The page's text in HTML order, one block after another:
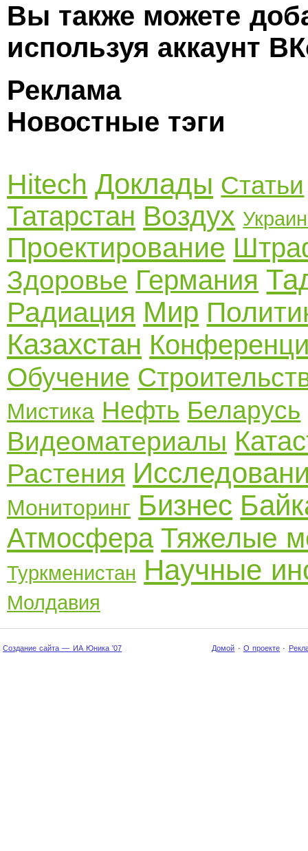
Вы также можете
используя аккаунт
Реклама
Новостные тэги
Hitech Доклады Статьи
Татарстан Воздух
Проектирование
Здоровье Германия
Радиация Мир
Казахстан
Обучение
Мистика Нефть Беларусь
Видеоматериалы
Растения
Мониторинг Бизнес
Атмосфера Тяжелые
Туркменистан Научные
Молдавия
Создание сайта — ИА Юника '07 Домой · О проекте ·